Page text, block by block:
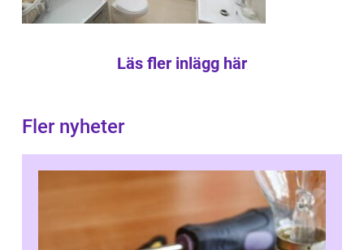
Läs fler inlägg här
Fler nyheter